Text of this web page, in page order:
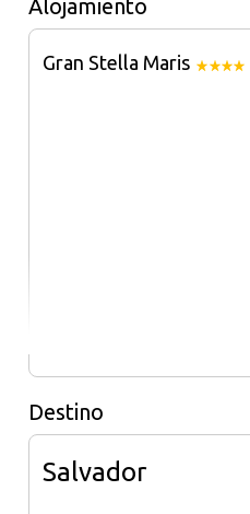
Alojamiento
Gran Stella Maris
Destino
Salvador